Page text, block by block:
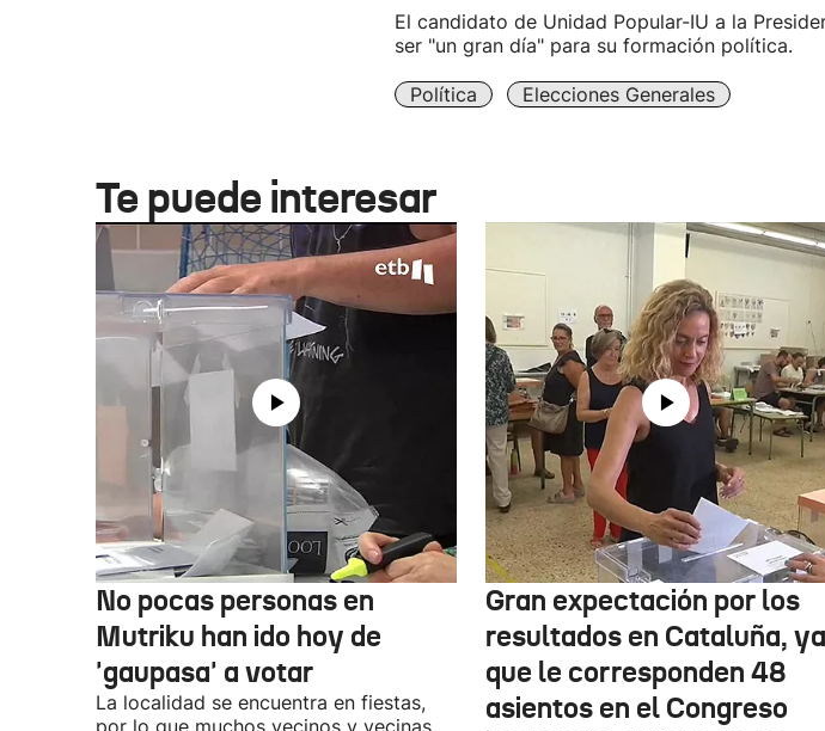
El candidato de Unidad Popular-IU a la
ser "un gran día" para su formación política.
Política Elecciones Generales
Te puede interesar
No pocas personas en
Mutriku han ido hoy de
'gaupasa' a votar
La localidad se encuentra en fiestas,
por lo que muchos vecinos y vecinas
Gran expectación por los
resultados en Cataluña, ya
que le corresponden 48
asientos en el Congreso